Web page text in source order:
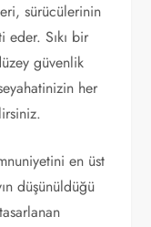
sürücülerinin
eder. Sıkı bir
güvenlik
her
en üst
düşünüldüğü